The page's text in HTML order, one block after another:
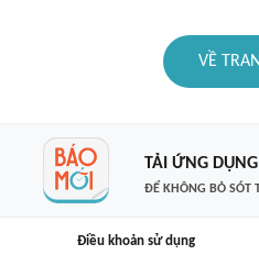
VỀ
TẢI ỨNG
ĐỂ KHÔNG BỎ SÓT
Điều khoản sử dụng